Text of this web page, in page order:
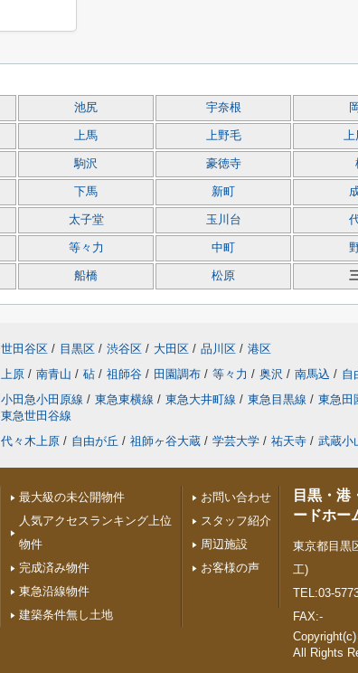
池尻 宇奈根
上馬 上野毛 上
駒沢 豪徳寺
下馬 新町
太子堂 玉川台
等々力 中町
船橋 松原
世田谷区 / 目黒区 / 渋谷区 / 大田区 / 品川区 / 港区
上原 / 南青山 / 砧 / 祖師谷 / 田園調布 / 等々力 / 奥沢 / 南馬込 / 自
小田急小田原線 / 東急東横線 / 東急大井町線 / 東急目黒線 / 東急田
東急世田谷線
代々木上原 / 自由が丘 / 祖師ヶ谷大蔵 / 学芸大学 / 祐天寺 / 武蔵小
最大級の未公開物件
人気アクセスランキング上位
物件
完成済み物件
東急沿線物件
建築条件無し土地
お問い合わせ
スタッフ紹介
周辺施設
お客様の声
目黒・港
ードホー
東京都目黒
工)
TEL:03-
FAX:-
All Rights